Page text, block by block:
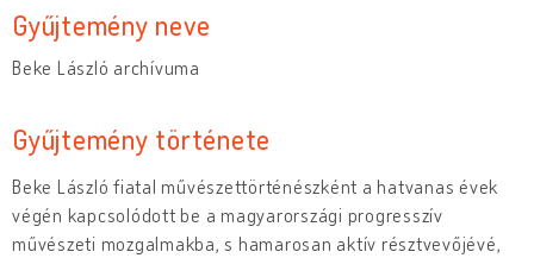
Gyűjtemény neve
Beke László archívuma
Gyűjtemény története
Beke László fiatal művészettörténészként a hatvanas évek
végén kapcsolódott be a magyarországi progresszív
művészeti mozgalmakba, s hamarosan aktív résztvevőjévé,